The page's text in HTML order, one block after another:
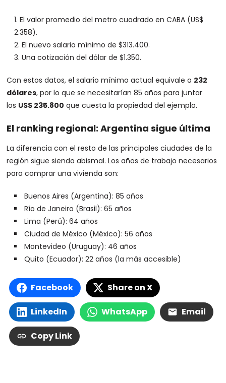
El valor promedio del metro cuadrado en CABA (US$
2.358).
El nuevo salario mínimo de $313.400.
Una cotización del dólar de $1.350.
Con estos datos, el salario mínimo actual equivale a 232
dólares, por lo que se necesitarían 85 años para juntar
los US$ 235.800 que cuesta la propiedad del ejemplo.
El ranking regional: Argentina sigue última
La diferencia con el resto de las principales ciudades de la
región sigue siendo abismal. Los años de trabajo necesarios
para comprar una vivienda son:
Buenos Aires (Argentina): 85 años
Río de Janeiro (Brasil): 65 años
Lima (Perú): 64 años
Ciudad de México (México): 56 años
Montevideo (Uruguay): 46 años
Quito (Ecuador): 22 años (la más accesible)
Facebook Share on X
LinkedIn WhatsApp Email
Copy Link